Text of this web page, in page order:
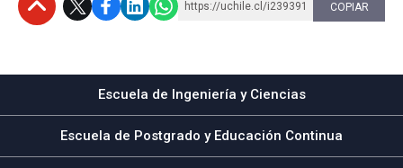
https://uchile.cl/i239391 COPIAR
Escuela de Ingeniería y Ciencias
Escuela de Postgrado y Educación Continua